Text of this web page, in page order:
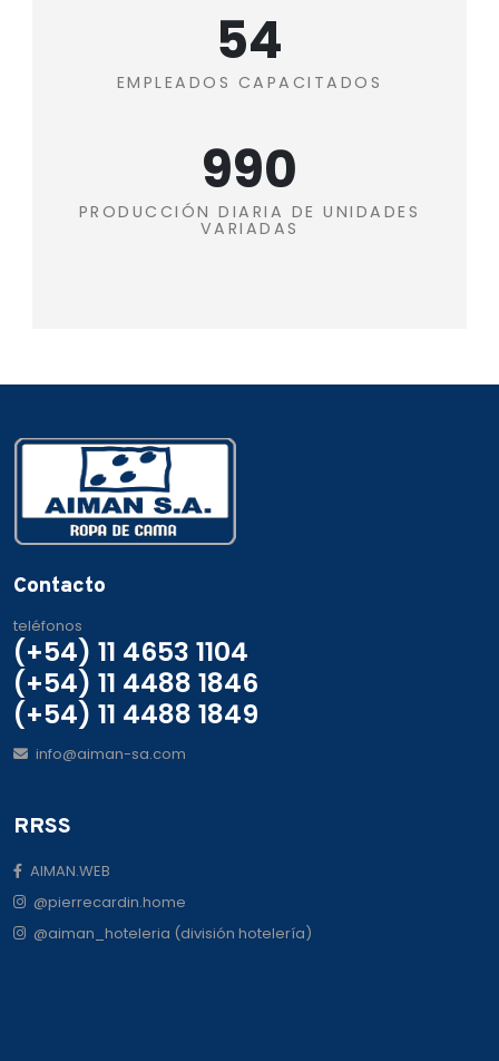
60+
EMPLEADOS CAPACITADOS
1100+
PRODUCCIÓN DIARIA DE UNIDADES
VARIADAS
Contacto
teléfonos
(+54) 11 4653 1104
(+54) 11 4488 1846
(+54) 11 4488 1849
info@aiman-sa.com
RRSS
AIMAN.WEB
@pierrecardin.home
@aiman_hoteleria (división hotelería)